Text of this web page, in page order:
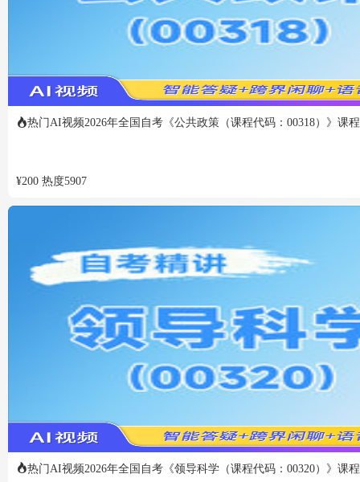
热门AI视频2026年全国自考《公共政策（课程代码：00318）》课
¥200 热度5907
热门AI视频2026年全国自考《领导科学（课程代码：00320）》课